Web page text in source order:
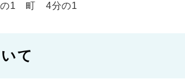
1 町 4分の1
て